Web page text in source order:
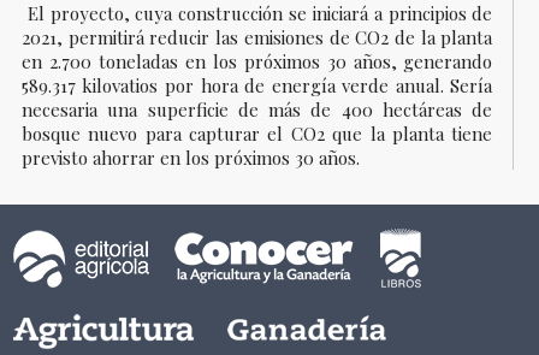
El proyecto, cuya construcción se iniciará a principios de
2021, permitirá reducir las emisiones de CO2 de la planta
en 2.700 toneladas en los próximos 30 años, generando
589.317 kilovatios por hora de energía verde anual. Sería
necesaria una superficie de más de 400 hectáreas de
bosque nuevo para capturar el CO2 que la planta tiene
previsto ahorrar en los próximos 30 años.